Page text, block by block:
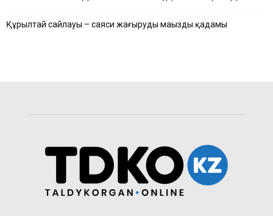
Құрылтай сайлауы – саяси жаңғырудың маңызды қадамы